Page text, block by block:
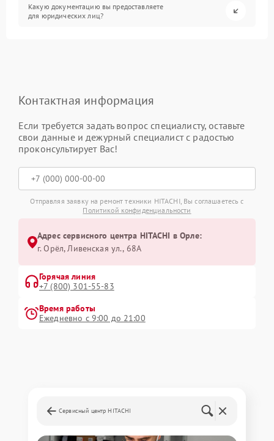
Какую документацию вы предоставляете
для юридических лиц?
Контактная информация
Если требуется задать вопрос специалисту, оставьте
свои данные и дежурный специалист с радостью
проконсультирует Вас!
Отправляя заявку на ремонт техники HITACHI, Вы соглашаетесь с
Политикой конфиденциальности
Адрес сервисного центра HITACHI в Орле:
г. Орёл, Ливенская ул., 68А
Горячая линия
+7 (800) 301-55-83
Время работы
Ежедневно с 9:00 до 21:00
Сервисный центр HITACHI